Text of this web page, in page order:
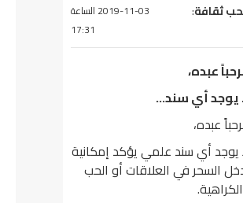
ثقافة:
2019-11-03 الساعة
17:31
عبده،
يوجد أي سند…
عبده،
يوجد أي سند علمي يؤكد إمكانية
السحر في العلاقات أو الحب